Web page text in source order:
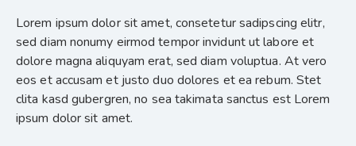
Lorem ipsum dolor sit amet, consetetur sadipscing elitr,
sed diam nonumy eirmod tempor invidunt ut labore et
dolore magna aliquyam erat, sed diam voluptua. At vero
eos et accusam et justo duo dolores et ea rebum. Stet
clita kasd gubergren, no sea takimata sanctus est Lorem
ipsum dolor sit amet.